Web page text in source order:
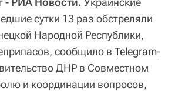
сутки 13 раз обстреляли
Народной Республики,
сообщило в Telegram-
ДНР в Совместном
и координации вопросов,